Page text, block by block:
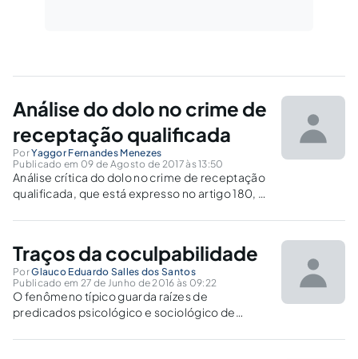
Análise do dolo no crime de
receptação qualificada
PorYaggor Fernandes Menezes
Publicado em 09 de Agosto de 2017 às 13:50
Análise crítica do dolo no crime de receptação
qualificada, que está expresso no artigo 180, §
divergências existentes na doutrina e
Traços da coculpabilidade
PorGlauco Eduardo Salles dos Santos
Publicado em 27 de Junho de 2016 às 09:22
O fenômeno típico guarda raízes de
predicados psicológico e sociológico de
inolvidável ao exame criminológico. O Estado